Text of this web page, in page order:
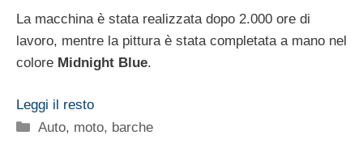
La macchina è stata realizzata dopo 2.000 ore di
lavoro, mentre la pittura è stata completata a mano nel
colore Midnight Blue.
Leggi il resto
Categorie
Auto, moto, barche